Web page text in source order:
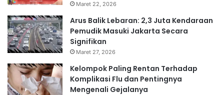
Maret 22, 2026
Arus Balik Lebaran: 2,3 Juta Kendaraan
Pemudik Masuki Jakarta Secara
Signifikan
Maret 27, 2026
Kelompok Paling Rentan Terhadap
Komplikasi Flu dan Pentingnya
Mengenali Gejalanya